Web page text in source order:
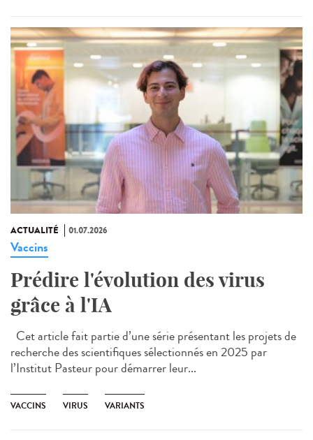
ACTUALITÉ 01.07.2026
Vaccins
Prédire l'évolution des virus
grâce à l'IA
Cet article fait partie d’une série présentant les projets de
recherche des scientifiques sélectionnés en 2025 par
l’Institut Pasteur pour démarrer leur...
VACCINS VIRUS VARIANTS